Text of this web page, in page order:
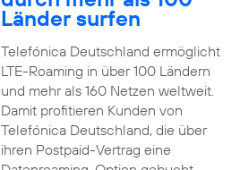
Länder surfen
Telefónica Deutschland ermöglicht
LTE-Roaming in über 100 Ländern
und mehr als 160 Netzen weltweit.
Damit profitieren Kunden von
Telefónica Deutschland, die über
ihren Postpaid-Vertrag eine